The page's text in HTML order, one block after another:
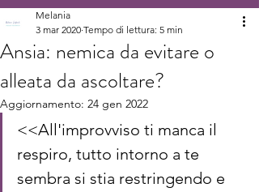
Ansia: nemica da evitare o
alleata da ascoltare?
Melania
3 mar 2020 Tempo di lettura: 5 min
Aggiornamento: 24 gen 2022
<<All'improvviso ti manca il
respiro, tutto intorno a te
sembra si stia restringendo e